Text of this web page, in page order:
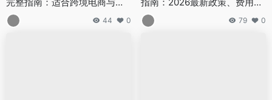
立站创业者的实用流程 44 0
比、注册流程一条龙教学79 0